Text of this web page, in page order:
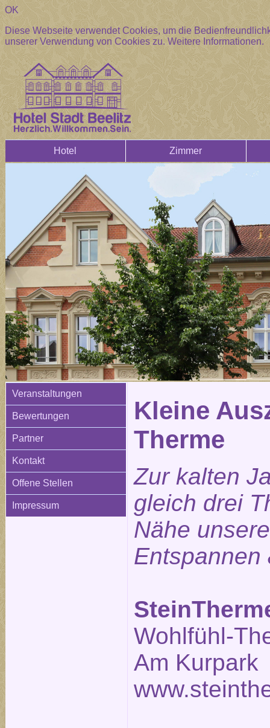
OK
Diese Webseite verwendet Cookies, um die
unserer Verwendung von Cookies zu.Weitere Informationen.
Hotel Zimmer
Veranstaltungen
Bewertungen
Partner
Kontakt
Offene Stellen
Impressum
Kleine
Therme
Zur kalten
gleich drei
Nähe
Entspannen
Wohlfühl-
Am